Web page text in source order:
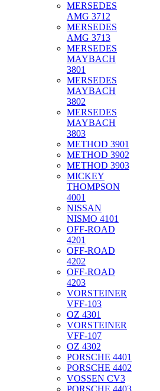
MERSEDES
AMG 3712
MERSEDES
AMG 3713
MERSEDES
MAYBACH
3801
MERSEDES
MAYBACH
3802
MERSEDES
MAYBACH
3803
METHOD 3901
METHOD 3902
METHOD 3903
MICKEY
THOMPSON
4001
NISSAN
NISMO 4101
OFF-ROAD
4201
OFF-ROAD
4202
OFF-ROAD
4203
VORSTEINER
VFF-103
OZ 4301
VORSTEINER
VFF-107
OZ 4302
PORSCHE 4401
PORSCHE 4402
VOSSEN CV3
PORSCHE 4403